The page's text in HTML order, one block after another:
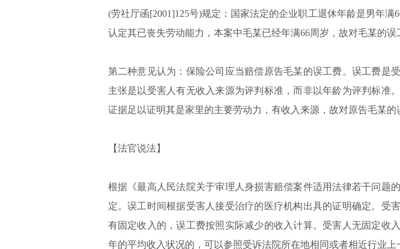
(劳社厅函[2001]125号)规定：国家法定的企业职工退休年龄是男年
认定其已丧失劳动能力，本案中毛某已经年满66周岁，故对毛某的误
第二种意见认为：保险公司应当赔偿原告毛某的误工费。误工费是
主张是以受害人有无收入来源为评判标准，而非以年龄为评判标准
证据足以证明其是家里的主要劳动力，有收入来源，故对原告毛某的
【法官说法】
根据《最高人民法院关于审理人身损害赔偿案件适用法律若干问题
定。误工时间根据受害人接受治疗的医疗机构出具的证明确定。受
有固定收入的，误工费按照实际减少的收入计算。受害人无固定收
年的平均收入状况的，可以参照受诉法院所在地相同或者相近行业上